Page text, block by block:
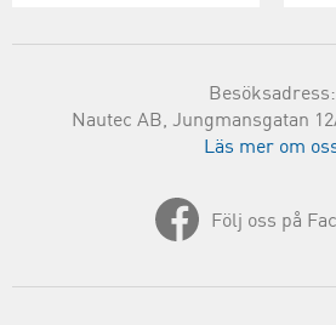
Besöksadress:
Nautec AB, Jungmansgatan
Läs mer om
Följ oss på